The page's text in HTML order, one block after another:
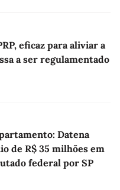
eficaz para aliviar a
a ser regulamentado
Datena
de R$ 35 milhões em
federal por SP